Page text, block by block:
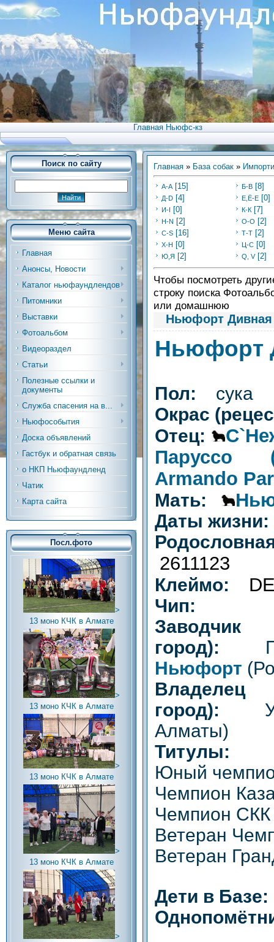
Главная Ньюфс-кз
Поиск по сайту
Меню сайта
Главная
Анонсы, Новости
Каталог ньюфаундлендов
Питомники
Выставки
Фотоальбом
Видеораздел
Статьи
Полезные ссылки и
документы
Служба спасения на в...
Ньюфособытия
Доска объявлений
Гастбук и обратная связь
о НКП Ньюфаундленд
Чатик
Карта сайта
Посл.фото
>
13 моно КЧК в Алмате
>
13 моно КЧК в Алмате
>
13 моно КЧК в Алмате
>
13 моно КЧК в Алмате
>
Главная » База собак »
А-А [15] Б-В [8]
Д-D [4] Е,Ё-Е [0]
И-I [0] К-К [7]
Н-N [2] О-О [2]
С-S [16] Т-Т [2]
Х-H [0] Ц-C [0]
Ю,Я [2] Q, V [2]
Чтобы посмотреть
строку поиска
или домашнюю
Ньюфорт Дивная
Ньюфорт
Пол: сука
Окрас
Отец:
Паруссо
Armando
Мать:
Даты
2611123
Клеймо:
Чип:
город):
Ньюфорт
город):
Алматы)
Титулы:
Юный
Чемпион
Чемпион СКК
Ветеран
Ветеран
Дети в Базе: